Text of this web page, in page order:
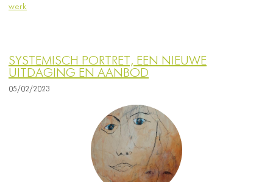
werk
SYSTEMISCH PORTRET, EEN NIEUWE
UITDAGING EN AANBOD
05/02/2023